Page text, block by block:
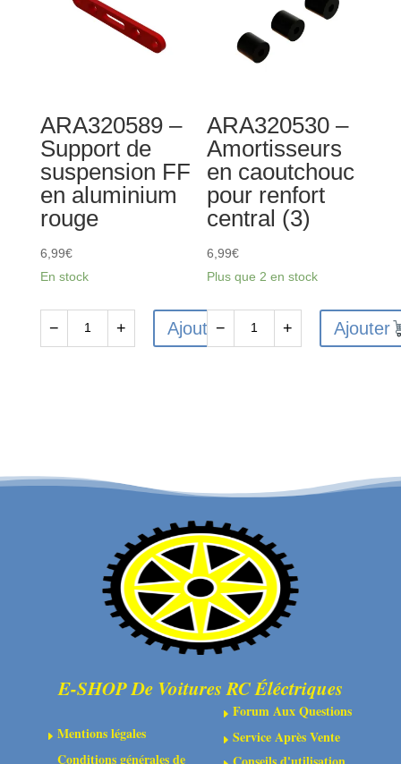
transmission
Gear
ARA320589 –
Support de
suspension FF
en aluminium
rouge
6,99€
En stock
suspension
− + Ajouter
ARA320530 –
Amortisseurs
en caoutchouc
pour renfort
central (3)
6,99€
Plus que 2 en stock
pour
renfort
central
(3)
− + Ajouter
E-SHOP De Voitures RC Éléctriques
EMentions légales
Conditions générales de
E Forum Aux Questions
E Service Après Vente